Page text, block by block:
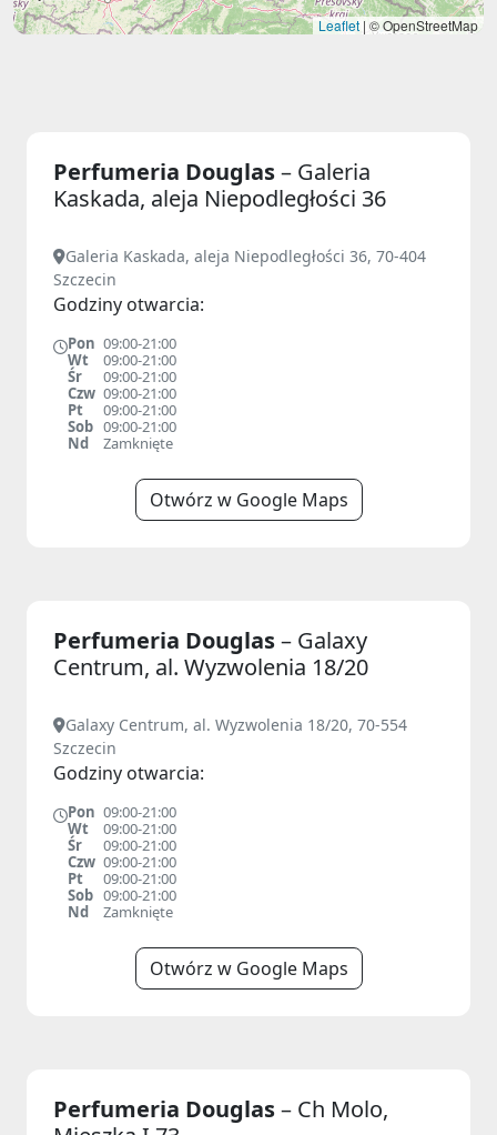
Leaflet | © OpenStreetMap
Perfumeria Douglas– Galeria
Kaskada, aleja Niepodległości 36
Galeria Kaskada, aleja Niepodległości 36, 70-404
Szczecin
Godziny otwarcia:
Pon 09:00-21:00
Wt
09:00-21:00
Śr
09:00-21:00
Czw 09:00-21:00
Pt
09:00-21:00
Sob 09:00-21:00
Nd
Zamknięte
Otwórz w Google Maps
Perfumeria Douglas– Galaxy
Centrum, al. Wyzwolenia 18/20
Galaxy Centrum, al. Wyzwolenia 18/20, 70-554
Szczecin
Godziny otwarcia:
Pon 09:00-21:00
Wt
09:00-21:00
Śr
09:00-21:00
Czw 09:00-21:00
Pt
09:00-21:00
Sob 09:00-21:00
Nd
Zamknięte
Otwórz w Google Maps
Perfumeria Douglas– Ch Molo,